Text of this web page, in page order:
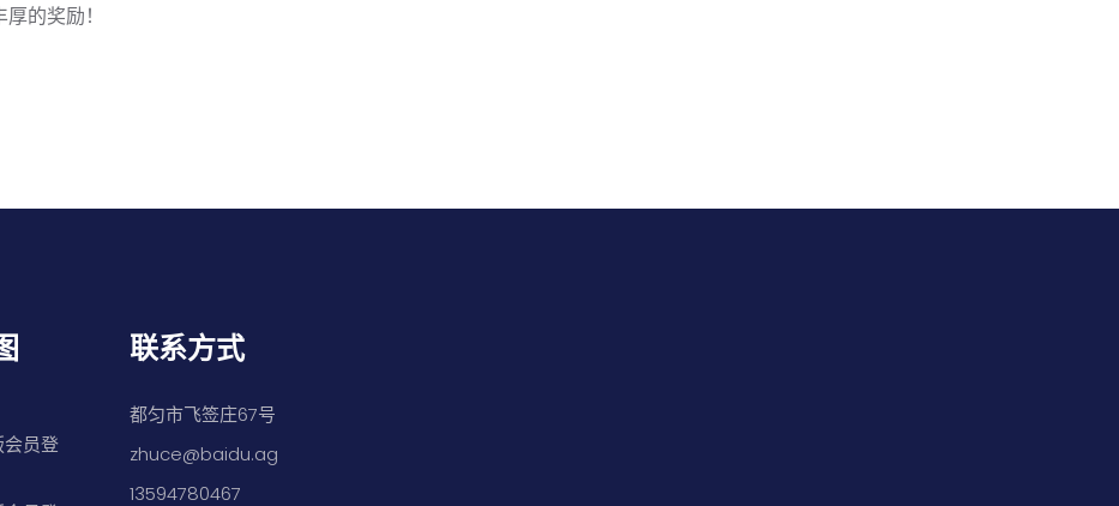
的奖励！
员登
联系方式
都匀市飞签庄67号
zhuce@baidu.ag
13594780467